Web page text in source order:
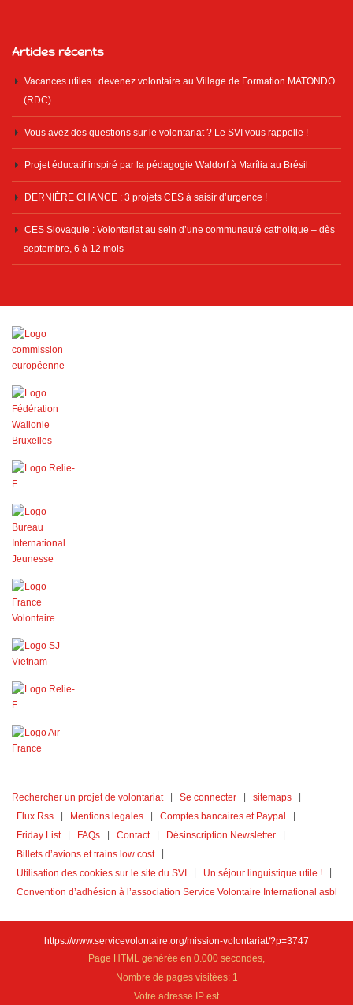
Articles récents
Vacances utiles : devenez volontaire au Village de Formation MATONDO
(RDC)
Vous avez des questions sur le volontariat ? Le SVI vous rappelle !
Projet éducatif inspiré par la pédagogie Waldorf à Marília au Brésil
DERNIÈRE CHANCE : 3 projets CES à saisir d’urgence !
CES Slovaquie : Volontariat au sein d’une communauté catholique – dès
septembre, 6 à 12 mois
Rechercher un projet de volontariat Se connecter
sitemaps
Flux Rss
Mentions legales
Comptes bancaires et Paypal
Friday List
FAQs Contact
Désinscription Newsletter
Billets d’avions et trains low cost
Utilisation des cookies sur le site du SVI
Un séjour linguistique utile !
Convention d’adhésion à l’association Service Volontaire International asbl
https://www.servicevolontaire.org/mission-volontariat/?p=3747
Page HTML générée en 0.000 secondes,
Nombre de pages visitées: 1
Votre adresse IP est